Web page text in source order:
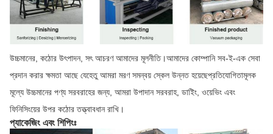
উচ্চমানের, কঠোর উৎপাদন, সৎ আচরণ আমাদের মূলনীতি।আমাদের কোম্পানি সব-ই-এক সেবা
প্রদান করার ক্ষমতা আছে যেহেতু আমরা মরণ সমন্বয় স্কেল উন্নত হয়েছেপ্রতিযোগিতামূলক
মূল্যে উচ্চমানের পণ্য সরবরাহের জন্য, আমরা উপাদান সরবরাহ, ডাইিং, ওয়েভিং এবং
ফিনিসিংয়ের উপর কঠোর তত্ত্বাবধান রাখি।
প্যাকেজিং এবং শিপিংঃ